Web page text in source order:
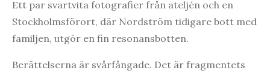
Ett par svartvita fotografier från ateljén och en
Stockholmsförort, där Nordström tidigare bott med
familjen, utgör en fin resonansbotten.
Berättelserna är svårfångade. Det är fragmentets